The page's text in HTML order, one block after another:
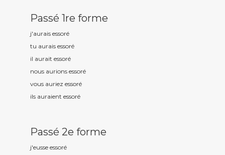
Passé 1re forme
j'aurais essoré
tu aurais essoré
il aurait essoré
nous aurions essoré
vous auriez essoré
ils auraient essoré
Passé 2e forme
j'eusse essoré